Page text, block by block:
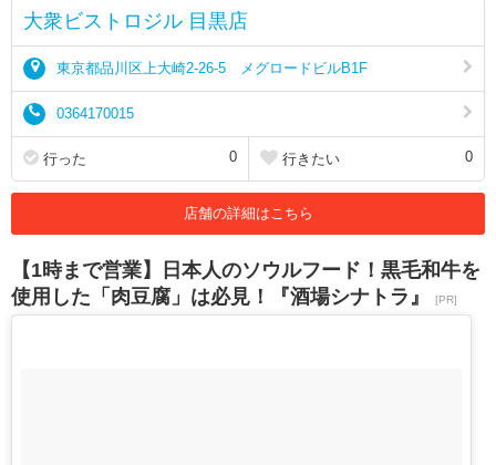
大衆ビストロジル 目黒店
東京都品川区上大崎2-26-5 メグロードビルB1F
0364170015
行った 0 行きたい 0
店舗の詳細はこちら
【1時まで営業】日本人のソウルフード！黒毛和牛を
使用した「肉豆腐」は必見！『酒場シナトラ』
[PR]